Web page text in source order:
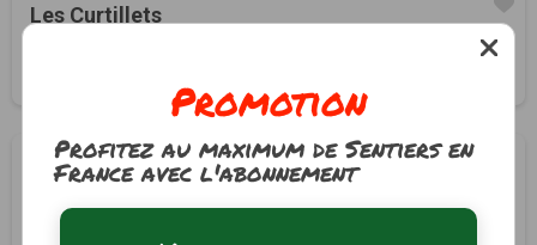
Les Curtillets
Autour de Polset
4h00
Promotion
Profitez au maximum de Sentiers en
France avec l'abonnement